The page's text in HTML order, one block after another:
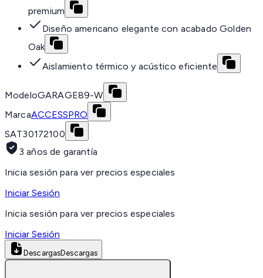
premium
Diseño americano elegante con acabado Golden
Oak
Aislamiento térmico y acústico eficiente
ModeloGARAGE89-W
MarcaACCESSPRO
SAT30172100
3 años de garantía
Inicia sesión para ver precios especiales
Iniciar Sesión
Inicia sesión para ver precios especiales
Iniciar Sesión
DescargasDescargas